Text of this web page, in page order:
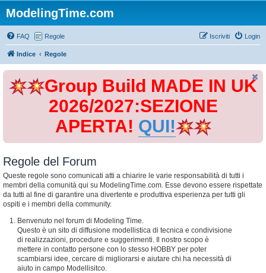
ModelingTime.com
FAQ Regole Login
Iscriviti
Indice Regole
Group Build MADE IN UK
2026/2027:SEZIONE
APERTA! QUI!
Regole del Forum
Queste regole sono comunicati atti a chiarire le varie responsabilità di tutti i
membri della comunità qui su ModelingTime.com. Esse devono essere rispettate
da tutti al fine di garantire una divertente e produttiva esperienza per tutti gli
ospiti e i membri della community.
Benvenuto nel forum di Modeling Time.
Questo è un sito di diffusione modellistica di tecnica e condivisione
di realizzazioni, procedure e suggerimenti. Il nostro scopo è
mettere in contatto persone con lo stesso HOBBY per poter
scambiarsi idee, cercare di migliorarsi e aiutare chi ha necessità di
aiuto in campo Modellisitco.